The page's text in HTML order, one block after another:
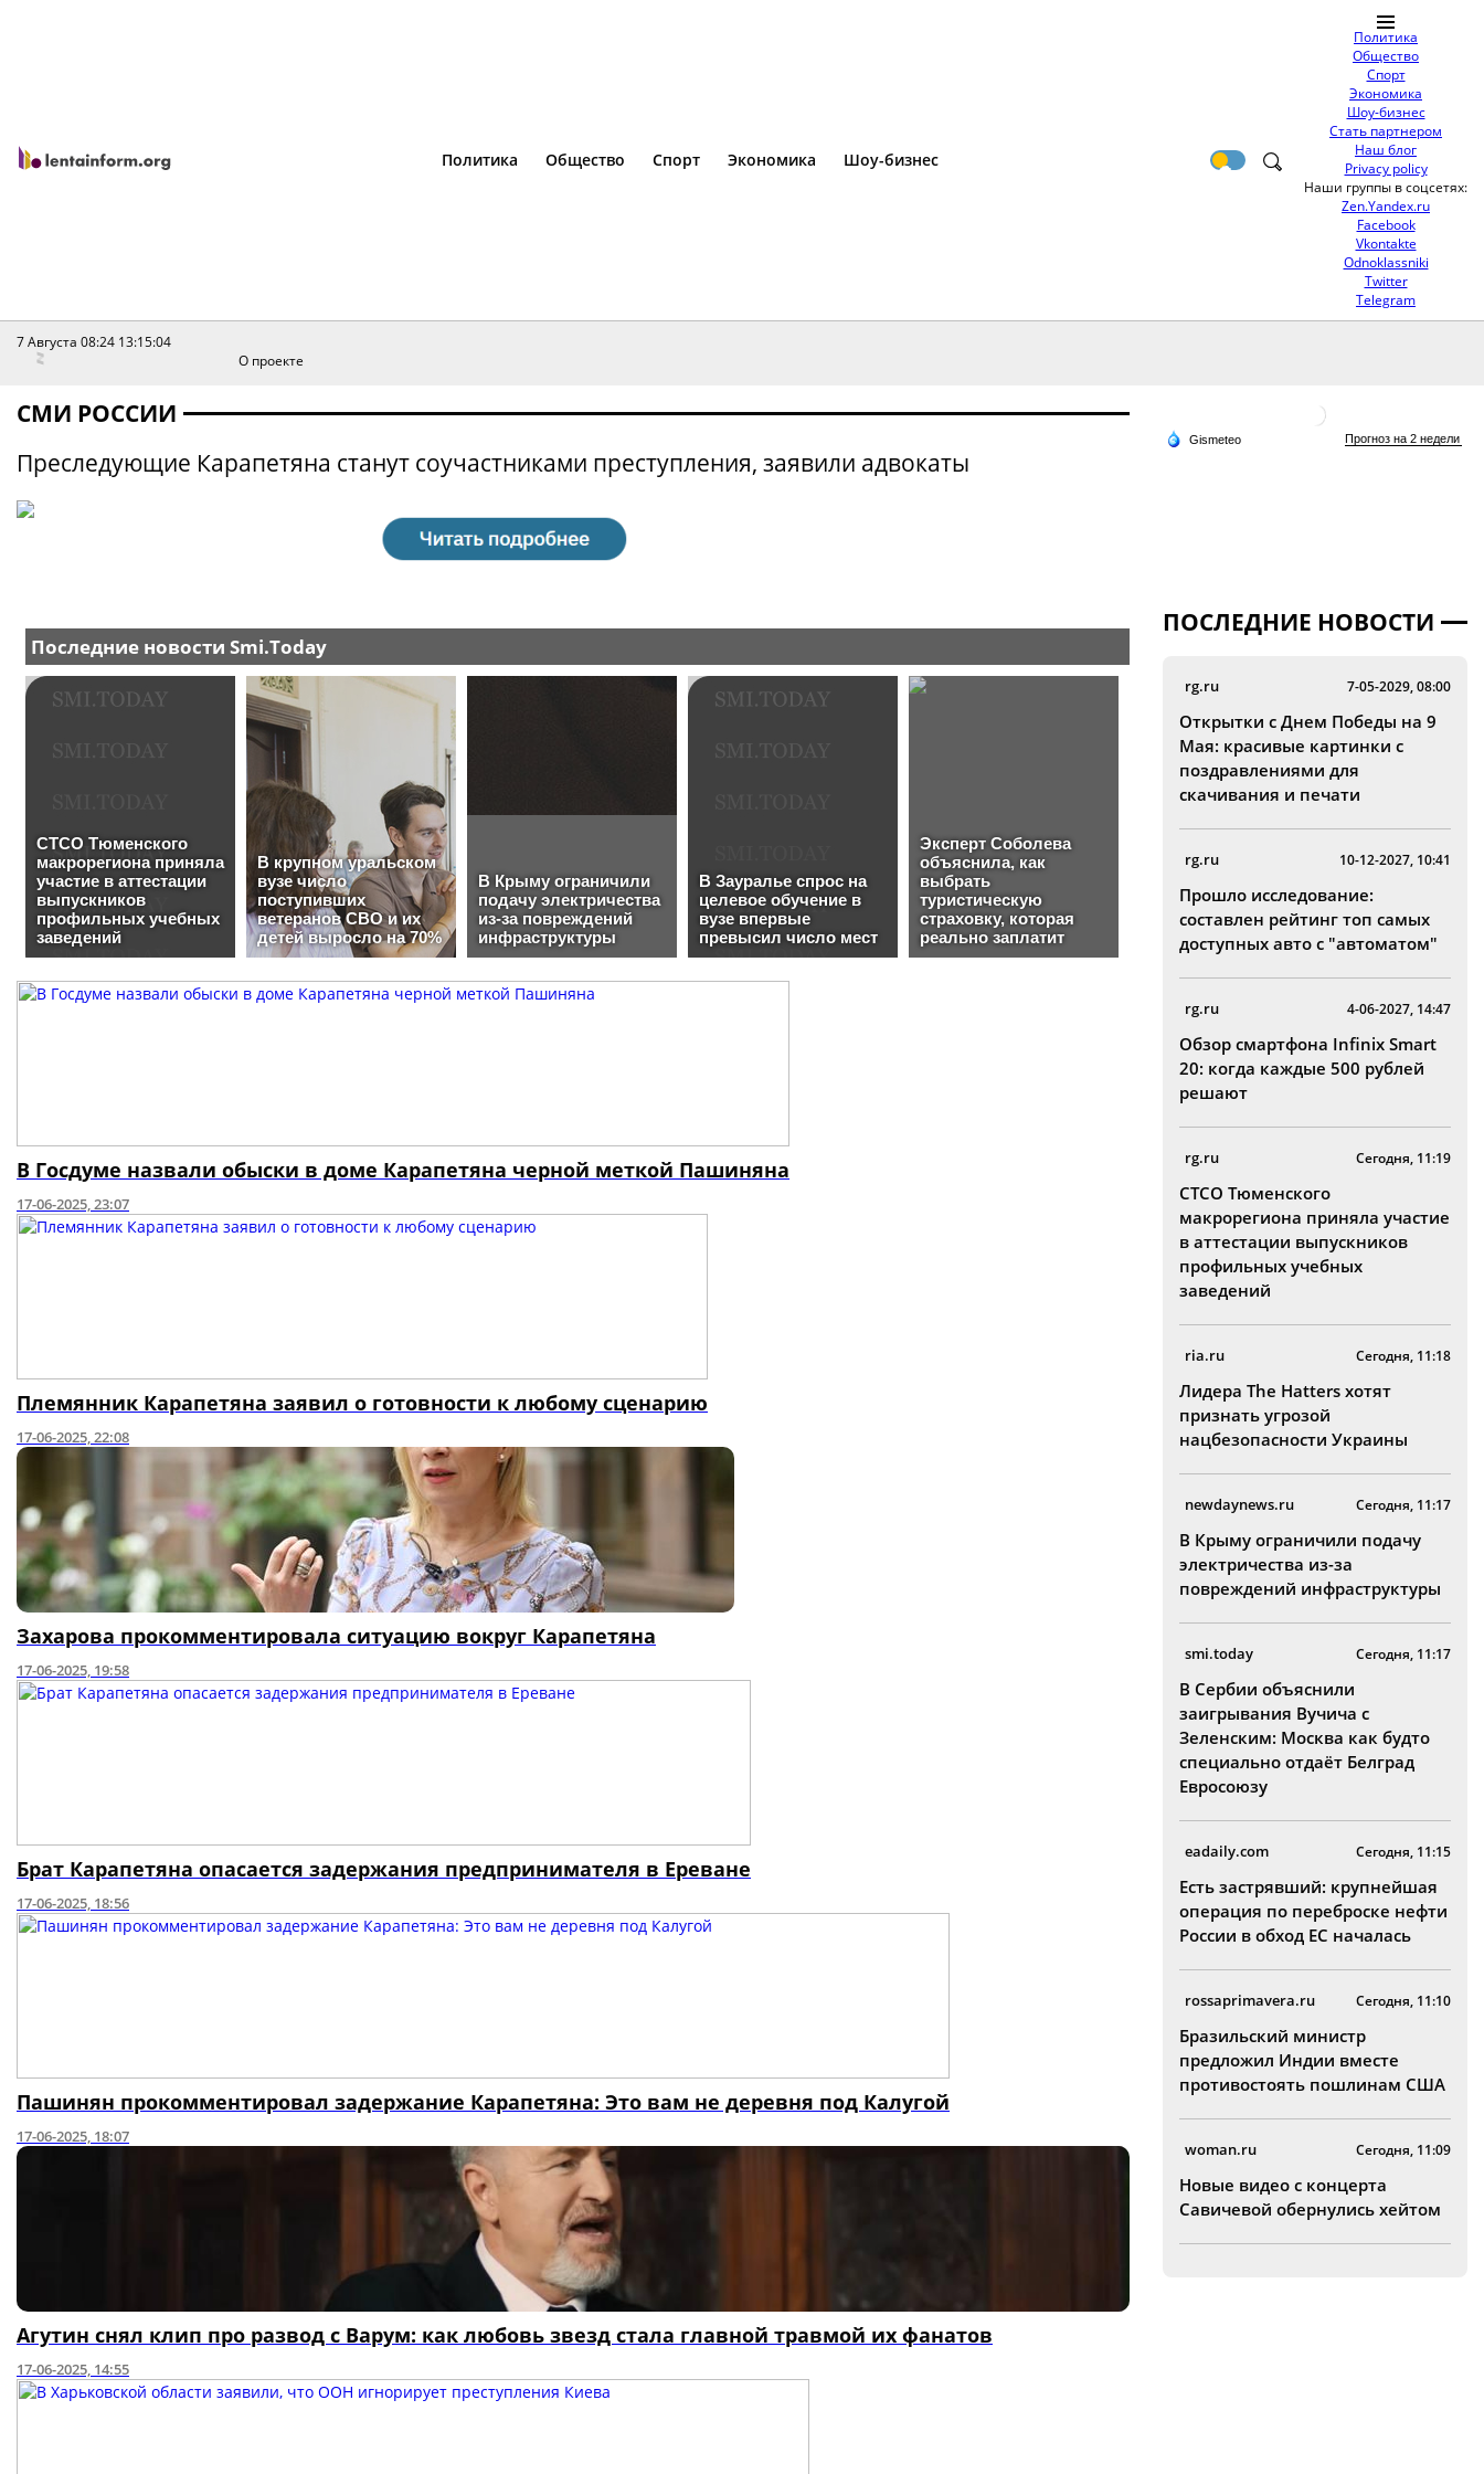
Политика Общество Спорт Экономика Шоу-бизнес
Политика
Общество
Спорт
Экономика
Шоу-бизнес
Стать партнером
Наш блог
Privacy policy
Наши группы в соцсетях:
Zen.Yandex.ru
Facebook
Vkontakte
Odnoklassniki
Twitter
Telegram
7 Августа 08:24 13:15:04
О проекте
СМИ РОССИИ
Преследующие Карапетяна станут соучастниками преступления, заявили адвокаты
В Госдуме назвали обыски в доме Карапетяна черной меткой Пашиняна
17-06-2025, 23:07
Племянник Карапетяна заявил о готовности к любому сценарию
17-06-2025, 22:08
Захарова прокомментировала ситуацию вокруг Карапетяна
17-06-2025, 19:58
Брат Карапетяна опасается задержания предпринимателя в Ереване
17-06-2025, 18:56
Пашинян прокомментировал задержание Карапетяна: Это вам не деревня под Калугой
17-06-2025, 18:07
Агутин снял клип про развод с Варум: как любовь звезд стала главной травмой их фанатов
17-06-2025, 14:55
ПОСЛЕДНИЕ НОВОСТИ
rg.ru 7-05-2029, 08:00
Открытки с Днем Победы на 9
Мая: красивые картинки с
поздравлениями для
скачивания и печати
rg.ru 10-12-2027, 10:41
Прошло исследование:
составлен рейтинг топ самых
доступных авто с "автоматом"
rg.ru 4-06-2027, 14:47
Обзор смартфона Infinix Smart
20: когда каждые 500 рублей
решают
rg.ru Сегодня, 11:19
СТСО Тюменского
макрорегиона приняла участие
в аттестации выпускников
профильных учебных
заведений
ria.ru Сегодня, 11:18
Лидера The Hatters хотят
признать угрозой
нацбезопасности Украины
newdaynews.ru Сегодня, 11:17
В Крыму ограничили подачу
электричества из-за
повреждений инфраструктуры
smi.today Сегодня, 11:17
В Сербии объяснили
заигрывания Вучича с
Зеленским: Москва как будто
специально отдаёт Белград
Евросоюзу
eadaily.com Сегодня, 11:15
Есть застрявший: крупнейшая
операция по переброске нефти
России в обход ЕС началась
rossaprimavera.ru Сегодня, 11:10
Бразильский министр
предложил Индии вместе
противостоять пошлинам США
woman.ru Сегодня, 11:09
Новые видео с концерта
Савичевой обернулись хейтом